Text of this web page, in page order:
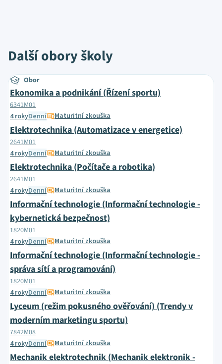
Další obory školy
Obor
Ekonomika a podnikání (Řízení sportu)
6341M01
4 rokyDenní Maturitní zkouška
Elektrotechnika (Automatizace v energetice)
2641M01
4 rokyDenní Maturitní zkouška
Elektrotechnika (Počítače a robotika)
2641M01
4 rokyDenní Maturitní zkouška
Informační technologie (Informační technologie -
kybernetická bezpečnost)
1820M01
4 rokyDenní Maturitní zkouška
Informační technologie (Informační technologie -
správa sítí a programování)
1820M01
4 rokyDenní Maturitní zkouška
Lyceum (režim pokusného ověřování) (Trendy v
moderním marketingu sportu)
7842M08
4 rokyDenní Maturitní zkouška
Mechanik elektrotechnik (Mechanik elektronik -